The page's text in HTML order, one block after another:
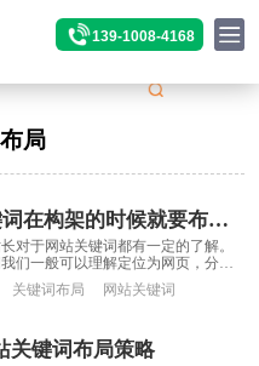
139-1008-4168
局
网站的关键词在构架的时候就要布局好
对于网站关键词都有一定的了解。
们一般可以理解定位为网页，分析
确定合理的关键词来定位网页，将
关键词布局 网站关键词
关键词布局策略